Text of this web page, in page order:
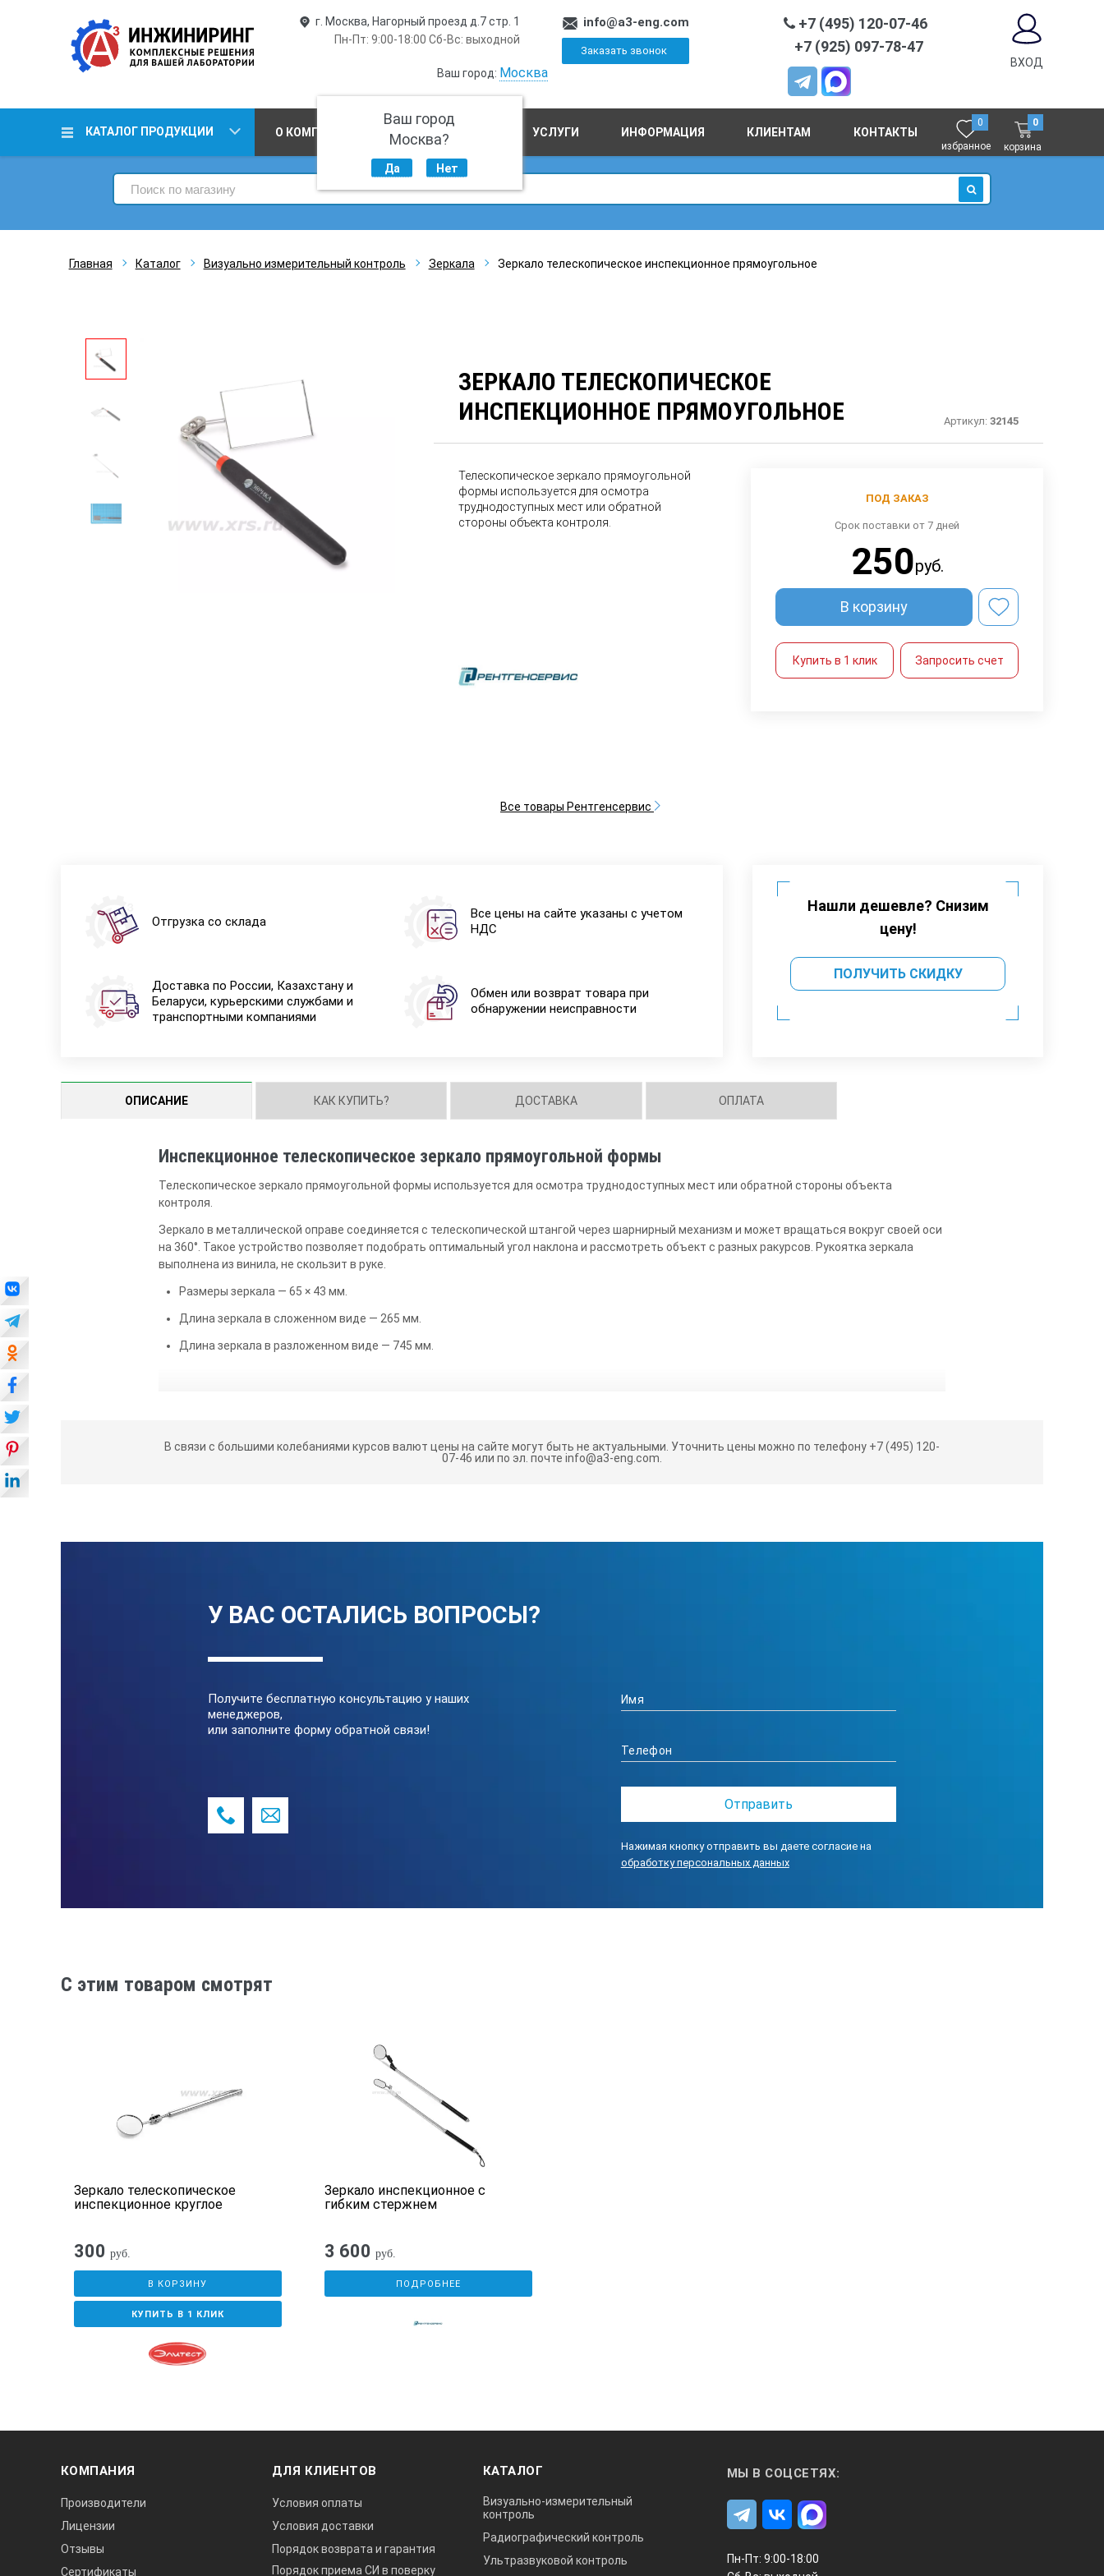
г. Москва, Нагорный проезд д.7 стр. 1
Пн-Пт: 9:00-18:00 Сб-Вс: выходной
Ваш город: Москва
Ваш город
Москва?
Да Нет
info@a3-eng.com
Заказать звонок
+7 (495) 120-07-46
+7 (925) 097-78-47
ВХОД
КАТАЛОГ ПРОДУКЦИИ О КОМПАНИИ ПРОИЗВОДСТВО УСЛУГИ ИНФОРМАЦИЯ КЛИЕНТАМ КОНТАКТЫ
0
избранное
0
корзина
ИСКАТЬ
Главная Каталог Визуально измерительный контроль Зеркала Зеркало телескопическое инспекционное прямоугольное
ЗЕРКАЛО ТЕЛЕСКОПИЧЕСКОЕ
ИНСПЕКЦИОННОЕ ПРЯМОУГОЛЬНОЕ
Артикул:32145
Телескопическое зеркало прямоугольной
формы используется для осмотра
труднодоступных мест или обратной
стороны объекта контроля.
Все товары Рентгенсервис
ПОД ЗАКАЗ
Срок поставки от 7 дней
250руб.
В корзину
Купить в 1 клик Запросить счет
Отгрузка со склада
Все цены на сайте указаны с учетом
НДС
Доставка по России, Казахстану и
Беларуси, курьерскими службами и
транспортными компаниями
Обмен или возврат товара при
обнаружении неисправности
Нашли дешевле? Снизим
цену!
ПОЛУЧИТЬ СКИДКУ
ОПИСАНИЕ КАК КУПИТЬ? ДОСТАВКА ОПЛАТА
Инспекционное телескопическое зеркало прямоугольной формы
Телескопическое зеркало прямоугольной формы используется для осмотра труднодоступных мест или обратной стороны объекта
контроля.
Зеркало в металлической оправе соединяется с телескопической штангой через шарнирный механизм и может вращаться вокруг своей оси
на 360°. Такое устройство позволяет подобрать оптимальный угол наклона и рассмотреть объект с разных ракурсов. Рукоятка зеркала
выполнена из винила, не скользит в руке.
Размеры зеркала — 65 × 43 мм.
Длина зеркала в сложенном виде — 265 мм.
Длина зеркала в разложенном виде — 745 мм.
В связи с большими колебаниями курсов валют цены на сайте могут быть не актуальными. Уточнить цены можно по телефону +7 (495) 120-
07-46 или по эл. почте info@a3-eng.com.
У ВАС ОСТАЛИСЬ ВОПРОСЫ?
Получите бесплатную консультацию у наших
менеджеров,
или заполните форму обратной связи!
Нажимая кнопку отправить вы даете согласие на
обработку персональных данных
C этим товаром смотрят
Зеркало телескопическое
инспекционное круглое
300 руб.
В КОРЗИНУ
КУПИТЬ В 1 КЛИК
Зеркало инспекционное с
гибким стержнем
3 600 руб.
ПОДРОБНЕЕ
КОМПАНИЯ
Производители
Лицензии
Отзывы
Сертификаты
ДЛЯ КЛИЕНТОВ
Условия оплаты
Условия доставки
Порядок возврата и гарантия
Порядок приема СИ в поверку
КАТАЛОГ
Визуально-измерительный
контроль
Радиографический контроль
Ультразвуковой контроль
МЫ В СОЦСЕТЯХ:
Пн-Пт: 9:00-18:00